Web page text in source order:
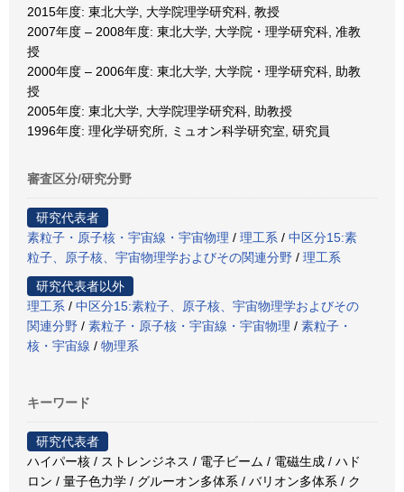
2015年度: 東北大学, 大学院理学研究科, 教授
2007年度 – 2008年度: 東北大学, 大学院・理学研究科, 准教
授
2000年度 – 2006年度: 東北大学, 大学院・理学研究科, 助教
授
2005年度: 東北大学, 大学院理学研究科, 助教授
1996年度: 理化学研究所, ミュオン科学研究室, 研究員
審査区分/研究分野
研究代表者
素粒子・原子核・宇宙線・宇宙物理 / 理工系 / 中区分15:素
粒子、原子核、宇宙物理学およびその関連分野 / 理工系
研究代表者以外
理工系 / 中区分15:素粒子、原子核、宇宙物理学およびその
関連分野 / 素粒子・原子核・宇宙線・宇宙物理 / 素粒子・
核・宇宙線 / 物理系
キーワード
研究代表者
ハイパー核 / ストレンジネス / 電子ビーム / 電磁生成 / ハド
ロン / 量子色力学 / グルーオン多体系 / バリオン多体系 / ク